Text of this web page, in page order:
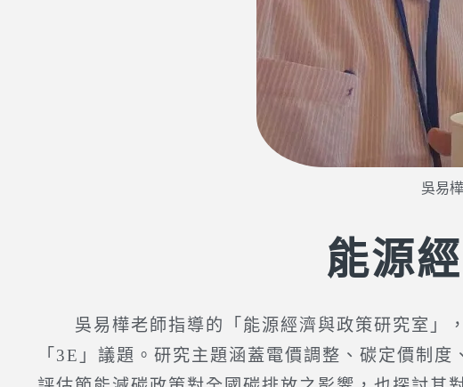
吳易
能源
吳易樺老師指導的「能源經濟與政策研究室」
「3E」議題。研究主題涵蓋電價調整、碳定價制